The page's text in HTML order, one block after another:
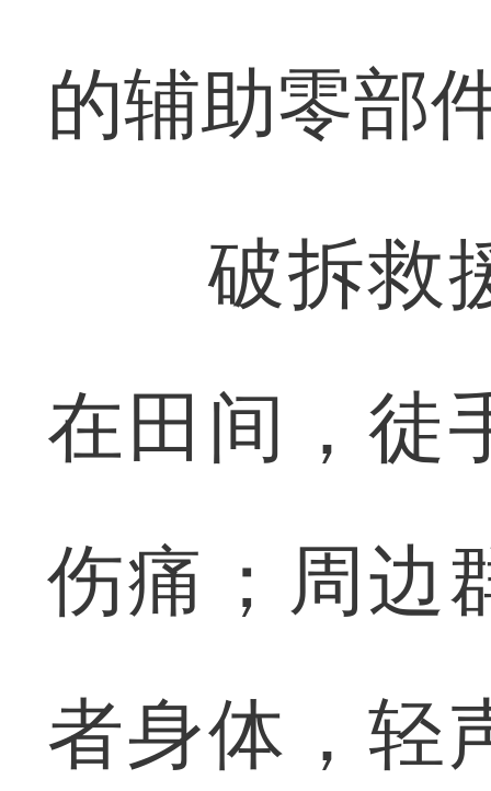
的辅助零部
破拆救援
在田间，徒
伤痛；周边
者身体，轻